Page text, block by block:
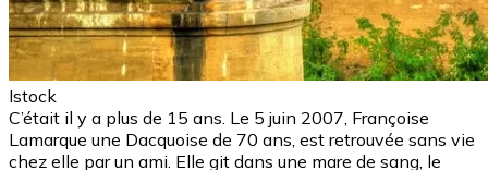
Istock
C’était il y a plus de 15 ans. Le 5 juin 2007, Françoise
Lamarque une Dacquoise de 70 ans, est retrouvée sans vie
chez elle par un ami. Elle git dans une mare de sang, le